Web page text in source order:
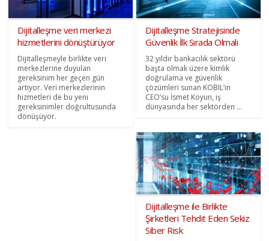
Dijitalleşme veri merkezi
hizmetlerini dönüştürüyor
Dijitalleşmeyle birlikte veri
merkezlerine duyulan
gereksinim her geçen gün
artıyor. Veri merkezlerinin
hizmetleri de bu yeni
gereksinimler doğrultusunda
dönüşüyor.
Dijitalleşme Stratejisinde
Güvenlik İlk Sırada Olmalı
32 yıldır bankacılık sektörü
başta olmak üzere kimlik
doğrulama ve güvenlik
çözümleri sunan KOBIL’in
CEO’su İsmet Koyun, iş
dünyasında her sektörden ...
Dijitalleşme ile Birlikte
Şirketleri Tehdit Eden Sekiz
Siber Risk